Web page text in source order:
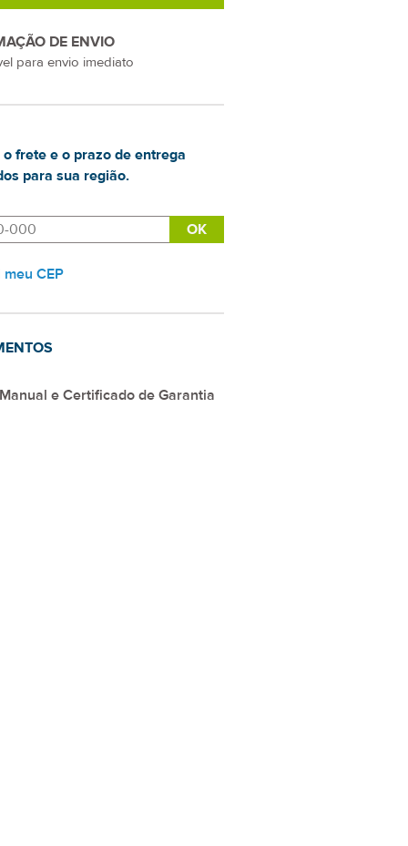
DE ENVIO
para envio imediato
frete e o prazo de entrega
para sua região.
CEP
Manual e Certificado de Garantia